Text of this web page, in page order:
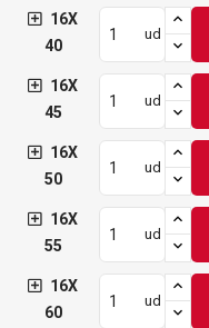
16X
40
ud
16X
45
ud
16X
50
ud
16X
55
ud
16X
60
ud